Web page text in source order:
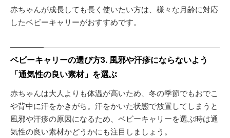
赤ちゃんが成長しても長く使いたい方は、様々な月齢に対応
したベビーキャリーがおすすめです。
ベビーキャリーの選び方3. 風邪や汗疹にならないよう
「通気性の良い素材」を選ぶ
赤ちゃんは大人よりも体温が高いため、冬の季節でもおでこ
や背中に汗をかきがち。汗をかいた状態で放置してしまうと
風邪や汗疹の原因になるため、ベビーキャリーを選ぶ時は通
気性の良い素材かどうかにも注目しましょう。